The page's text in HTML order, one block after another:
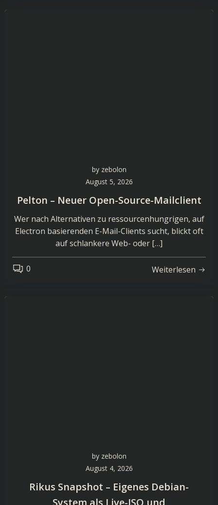
by zebolon
August 5, 2026
Pelton – Neuer Open-Source-Mailclient
Wer nach Alternativen zu ressourcenhungrigen, auf
Electron basierenden E-Mail-Clients sucht, blickt oft
auf schlankere Web- oder […]
0 Weiterlesen
by zebolon
August 4, 2026
Rikus Snapshot – Eigenes Debian-
System als Live-ISO und